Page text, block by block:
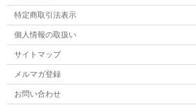
特定商取引法表示
個人情報の取扱い
サイトマップ
メルマガ登録
お問い合わせ